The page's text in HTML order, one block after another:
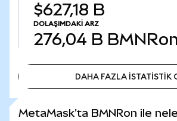
$627,18 B
DOLAŞIMDAKI ARZ
276,04 B BMNRon
DAHA FAZLA İSTATİSTİK
MetaMask'ta BMNRon ile